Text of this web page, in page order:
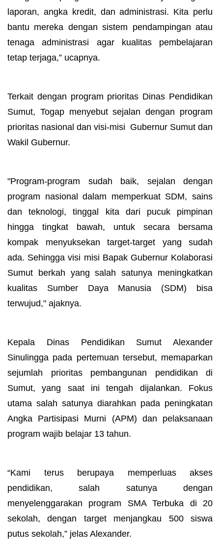
laporan, angka kredit, dan administrasi. Kita perlu
bantu mereka dengan sistem pendampingan atau
tenaga administrasi agar kualitas pembelajaran
tetap terjaga,” ucapnya.
Terkait dengan program prioritas Dinas Pendidikan
Sumut, Togap menyebut sejalan dengan program
prioritas nasional dan visi-misi Gubernur Sumut dan
Wakil Gubernur.
"Program-program sudah baik, sejalan dengan
program nasional dalam memperkuat SDM, sains
dan teknologi, tinggal kita dari pucuk pimpinan
hingga tingkat bawah, untuk secara bersama
kompak menyuksekan target-target yang sudah
ada. Sehingga visi misi Bapak Gubernur Kolaborasi
Sumut berkah yang salah satunya meningkatkan
kualitas Sumber Daya Manusia (SDM) bisa
terwujud," ajaknya.
Kepala Dinas Pendidikan Sumut Alexander
Sinulingga pada pertemuan tersebut, memaparkan
sejumlah prioritas pembangunan pendidikan di
Sumut, yang saat ini tengah dijalankan. Fokus
utama salah satunya diarahkan pada peningkatan
Angka Partisipasi Murni (APM) dan pelaksanaan
program wajib belajar 13 tahun.
“Kami terus berupaya memperluas akses
pendidikan, salah satunya dengan
menyelenggarakan program SMA Terbuka di 20
sekolah, dengan target menjangkau 500 siswa
putus sekolah,” jelas Alexander.